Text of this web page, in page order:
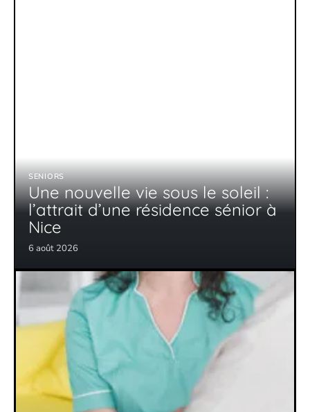
SENIORS
Une nouvelle vie sous le soleil :
l’attrait d’une résidence sénior à
Nice
6 août 2026